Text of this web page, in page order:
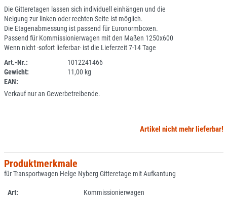
Die Gitteretagen lassen sich individuell einhängen und die
Neigung zur linken oder rechten Seite ist möglich.
Die Etagenabmessung ist passend für Euronormboxen.
Passend für Kommissionierwagen mit den Maßen 1250x600
Wenn nicht -sofort lieferbar- ist die Lieferzeit 7-14 Tage
Art.-Nr.:
1012241466
Gewicht:
11,00 kg
EAN:
Verkauf nur an Gewerbetreibende.
Artikel nicht mehr lieferbar!
Produktmerkmale
für Transportwagen Helge Nyberg Gitteretage mit Aufkantung
Art: Kommissionierwagen